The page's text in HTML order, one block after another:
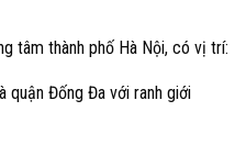
tâm thành phố Hà Nội, có vị trí:
quận Đống Đa với ranh giới